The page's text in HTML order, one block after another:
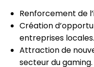
Renforcement de
Création
entreprises locales.
Attraction de
secteur du gaming.